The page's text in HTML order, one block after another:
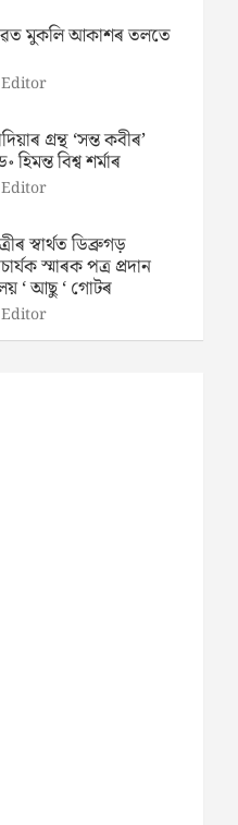
আহিছে
গাঁৱৰ সোণাৰুপথৰ
প্ৰশান্ত শইকীয়া,
কৰি
মুকলি আকাশৰ তলতে
Editor
গ্ৰন্থ ‘সন্ত কবীৰ’
হিমন্ত বিশ্ব শৰ্মাৰ
Editor
স্বাৰ্থত ডিব্ৰুগড়
স্মাৰক পত্ৰ প্ৰদান
‘ আছু ‘ গোটৰ
Editor